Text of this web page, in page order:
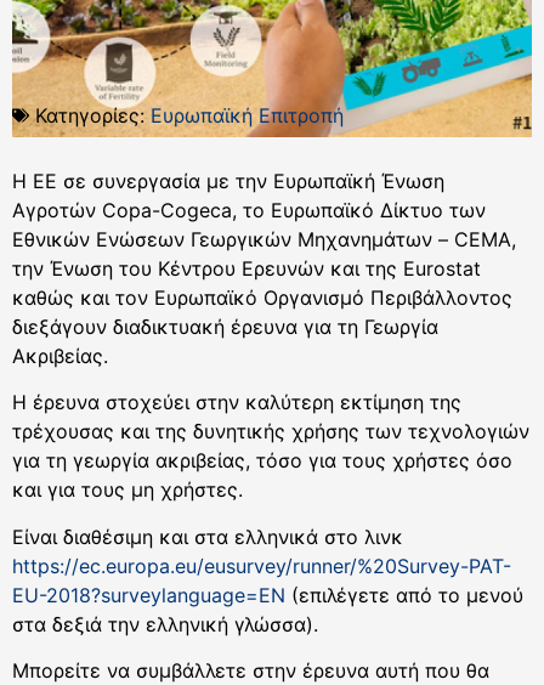
Κατηγορίες: Ευρωπαϊκή Επιτροπή
Η ΕΕ σε συνεργασία με την Ευρωπαϊκή Ένωση
Αγροτών Copa-Cogeca, το Ευρωπαϊκό Δίκτυο των
Εθνικών Ενώσεων Γεωργικών Μηχανημάτων – CEMA,
την Ένωση του Κέντρου Ερευνών και της Eurostat
καθώς και τον Ευρωπαϊκό Οργανισμό Περιβάλλοντος
διεξάγουν διαδικτυακή έρευνα για τη Γεωργία
Ακριβείας.
Η έρευνα στοχεύει στην καλύτερη εκτίμηση της
τρέχουσας και της δυνητικής χρήσης των τεχνολογιών
για τη γεωργία ακριβείας, τόσο για τους χρήστες όσο
και για τους μη χρήστες.
Είναι διαθέσιμη και στα ελληνικά στο λινκ
https://ec.europa.eu/eusurvey/runner/%20Survey-PAT-
EU-2018?surveylanguage=EN (επιλέγετε από το μενού
στα δεξιά την ελληνική γλώσσα).
Μπορείτε να συμβάλλετε στην έρευνα αυτή που θα